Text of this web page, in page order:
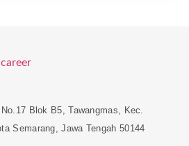
Blok B5, Tawangmas, Kec.
Semarang, Jawa Tengah 50144